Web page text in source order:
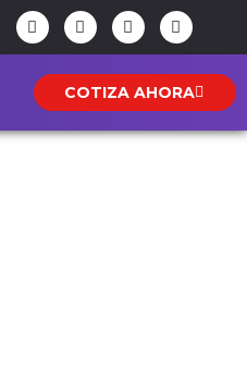
F
a
c
b
o
k
I
n
s
a
g
r
a
Y
o
u
b
e
W
h
a
s
a
p
p
COTIZA AHORA